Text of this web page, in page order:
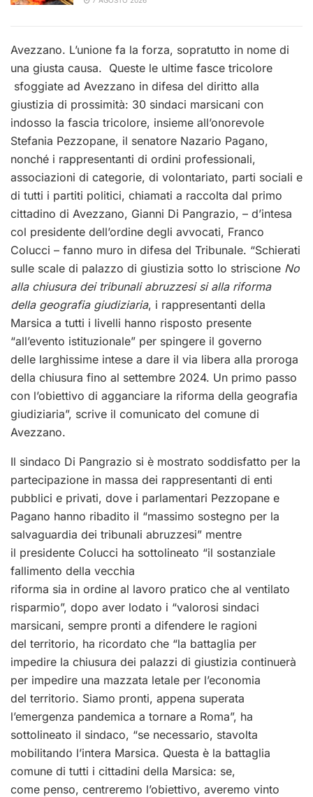
Avezzano. L’unione fa la forza, sopratutto in nome di
una giusta causa. Queste le ultime fasce tricolore
sfoggiate ad Avezzano in difesa del diritto alla
giustizia di prossimità: 30 sindaci marsicani con
indosso la fascia tricolore, insieme all’onorevole
Stefania Pezzopane, il senatore Nazario Pagano,
nonché i rappresentanti di ordini professionali,
associazioni di categorie, di volontariato, parti sociali e
di tutti i partiti politici, chiamati a raccolta dal primo
cittadino di Avezzano, Gianni Di Pangrazio, – d’intesa
col presidente dell’ordine degli avvocati, Franco
Colucci – fanno muro in difesa del Tribunale. “Schierati
sulle scale di palazzo di giustizia sotto lo striscione No
alla chiusura dei tribunali abruzzesi si alla riforma
della geografia giudiziaria, i rappresentanti della
Marsica a tutti i livelli hanno risposto presente
“all’evento istituzionale” per spingere il governo
delle larghissime intese a dare il via libera alla proroga
della chiusura fino al settembre 2024. Un primo passo
con l’obiettivo di agganciare la riforma della geografia
giudiziaria”, scrive il comunicato del comune di
Avezzano.
Il sindaco Di Pangrazio si è mostrato soddisfatto per la
partecipazione in massa dei rappresentanti di enti
pubblici e privati, dove i parlamentari Pezzopane e
Pagano hanno ribadito il “massimo sostegno per la
salvaguardia dei tribunali abruzzesi” mentre
il presidente Colucci ha sottolineato “il sostanziale
fallimento della vecchia
riforma sia in ordine al lavoro pratico che al ventilato
risparmio”, dopo aver lodato i “valorosi sindaci
marsicani, sempre pronti a difendere le ragioni
del territorio, ha ricordato che “la battaglia per
impedire la chiusura dei palazzi di giustizia continuerà
per impedire una mazzata letale per l’economia
del territorio. Siamo pronti, appena superata
l’emergenza pandemica a tornare a Roma”, ha
sottolineato il sindaco, “se necessario, stavolta
mobilitando l’intera Marsica. Questa è la battaglia
comune di tutti i cittadini della Marsica: se,
come penso, centreremo l’obiettivo, averemo vinto